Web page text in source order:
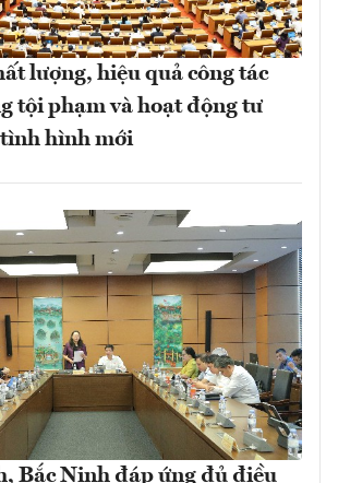
lượng, hiệu quả công tác
tội phạm và hoạt động tư
hình mới
Bắc Ninh đáp ứng đủ điều